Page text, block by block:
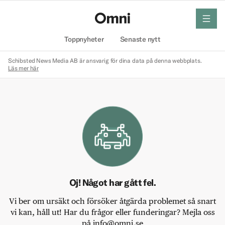
Toppnyheter Senaste nytt
meny
Schibsted News Media AB är ansvarig för dina data på denna webbplats.
Läs mer här
Oj! Något har gått fel.
Vi ber om ursäkt och försöker åtgärda problemet så snart
vi kan, håll ut! Har du frågor eller funderingar? Mejla oss